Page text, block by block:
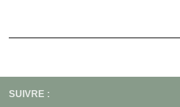
SUIVRE :